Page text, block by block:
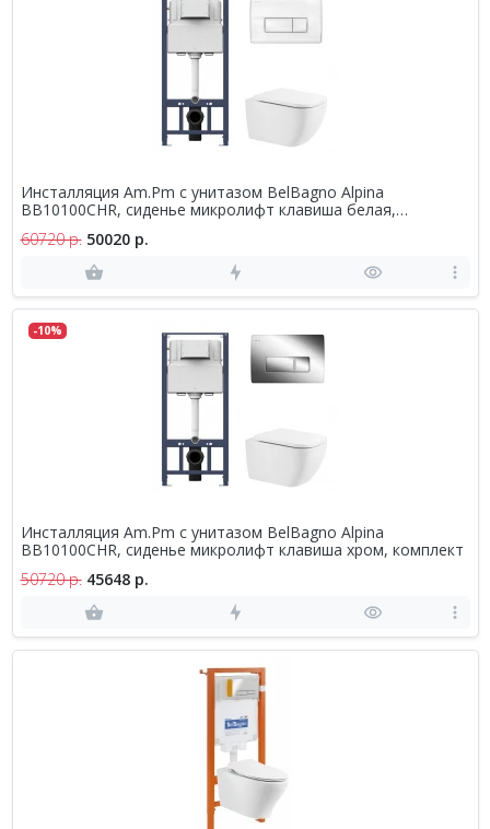
Инсталляция Am.Pm с унитазом BelBagno Alpina
BB10100CHR, сиденье микролифт клавиша белая,
60720 р. 50020 р.
-10%
Инсталляция Am.Pm с унитазом BelBagno Alpina
BB10100CHR, сиденье микролифт клавиша хром, комплект
50720 р. 45648 р.